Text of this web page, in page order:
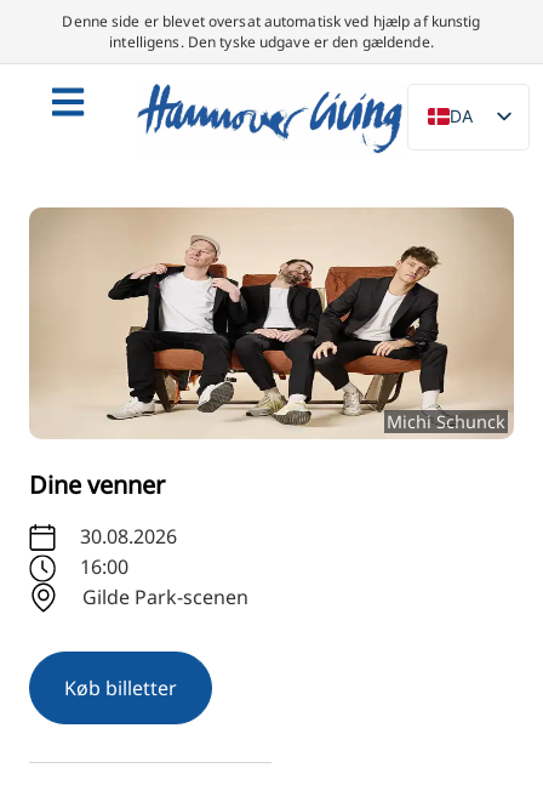
Denne side er blevet oversat automatisk ved hjælp af kunstig
intelligens. Den tyske udgave er den gældende.
DA
DE
FR
Michi Schunck
Dine venner
30.08.2026
16:00
Gilde Park-scenen
Køb billetter